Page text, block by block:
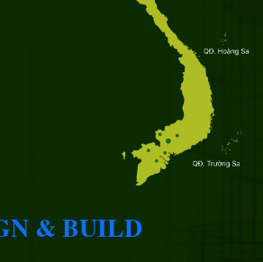
& BUILD